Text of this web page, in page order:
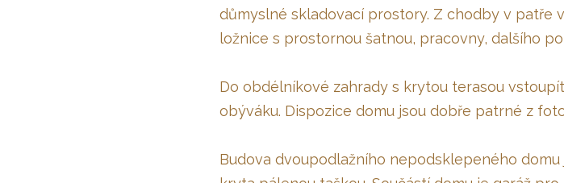
důmyslné skladovací prostory. Z chodby v patře
ložnice s prostornou šatnou, pracovny, dalšího
Do obdélníkové zahrady s krytou terasou
obýváku. Dispozice domu jsou dobře patrné z
Budova dvoupodlažního nepodsklepeného